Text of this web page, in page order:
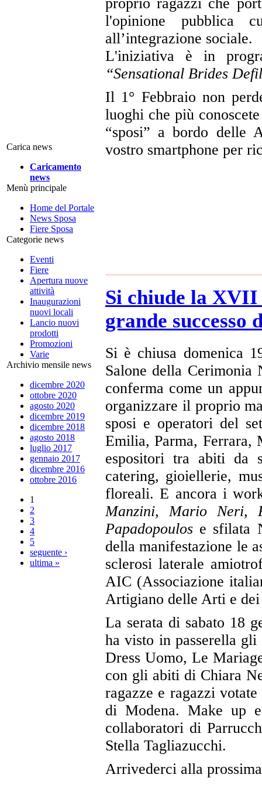
Carica news
Caricamento
news
Menù principale
Home del Portale
News Sposa
Fiere Sposa
Categorie news
Eventi
Fiere
Apertura nuove
attività
Inaugurazioni
nuovi locali
Lancio nuovi
prodotti
Promozioni
Varie
Archivio mensile news
dicembre 2020
ottobre 2020
agosto 2020
dicembre 2019
dicembre 2018
agosto 2018
luglio 2017
gennaio 2017
dicembre 2016
ottobre 2016
1
2
3
4
5
seguente ›
ultima »
l'opinione pubblica
all’integrazione sociale.
L'iniziativa è in
“Sensational Brides
Il 1° Febbraio non
luoghi che più
“sposi” a bordo delle
vostro smartphone per
Si chiude la
grande successo
Si è chiusa domenica
Salone della Cerimonia
conferma come un
organizzare il proprio
sposi e operatori del
Emilia, Parma, Ferrara,
espositori tra abiti da
catering, gioiellerie,
floreali. E ancora i
Manzini, Mario Neri,
Papadopoulos e sfilata
della manifestazione le
sclerosi laterale
AIC (Associazione
Artigiano delle Arti e
La serata di sabato 18
ha visto in passerella
Dress Uomo, Le
con gli abiti di Chiara
ragazze e ragazzi
di Modena. Make up
collaboratori di
Stella Tagliazucchi.
Arrivederci alla